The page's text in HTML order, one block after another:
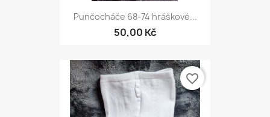
Punčocháče 68-74 hráškové...
50,00 Kč
favorite_border